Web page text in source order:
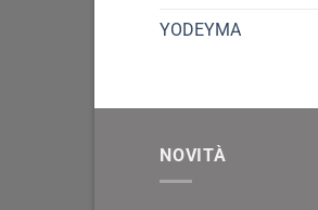
YODEYMA
NOVITÀ